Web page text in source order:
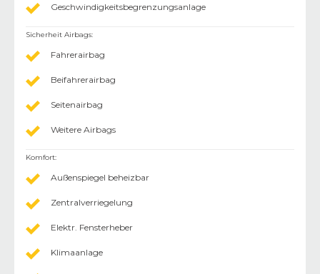
Geschwindigkeitsbegrenzungsanlage
Sicherheit Airbags:
Fahrerairbag
Beifahrerairbag
Seitenairbag
Weitere Airbags
Komfort:
Außenspiegel beheizbar
Zentralverriegelung
Elektr. Fensterheber
Klimaanlage